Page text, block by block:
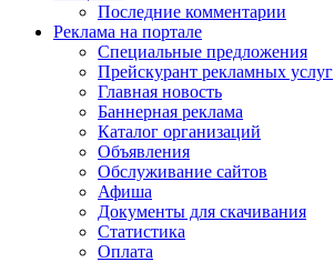
Последние комментарии
Реклама на портале
Специальные предложения
Прейскурант рекламных услуг
Главная новость
Баннерная реклама
Каталог организаций
Объявления
Обслуживание сайтов
Афиша
Документы для скачивания
Статистика
Оплата